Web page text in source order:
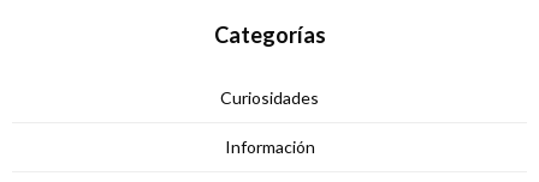
Categorías
Curiosidades
Información